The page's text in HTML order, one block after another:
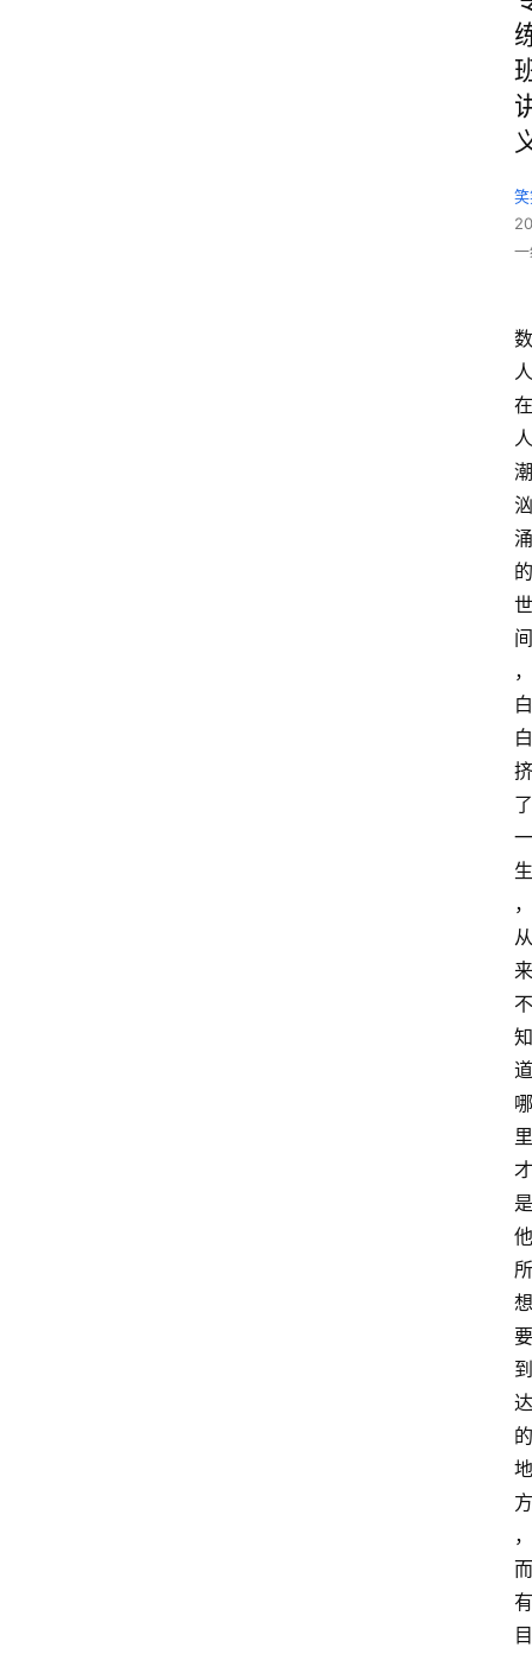
数
人
在
人
潮
汹
涌
的
世
间
，
白
白
挤
了
一
生
，
从
来
不
知
道
哪
里
才
是
他
所
想
要
到
达
的
地
方
，
而
有
目